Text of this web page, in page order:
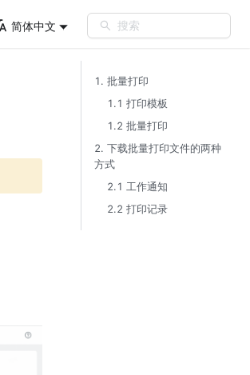
简体中文 搜索
1. 批量打印​
1.1 打印模板​
1.2 批量打印​
2. 下载批量打印文件的两种
方式​
2.1 工作通知​
2.2 打印记录​